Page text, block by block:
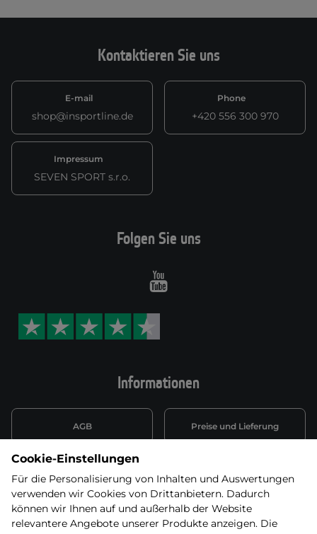
Kontaktieren Sie uns
E-mail
shop@insportline.de
Phone
+420 556 300 970
Impressum
SEVEN SPORT s.r.o.
Informationen
AGB Preise und Lieferung
Datenschutzerklärung
DSGVO
Wiederufsbelehrung mit Link
Batterieentsorgung
Folgen Sie uns
Youtube
Cookie-Einstellungen
Für die Personalisierung von Inhalten und Auswertungen
verwenden wir Cookies von Drittanbietern. Dadurch
können wir Ihnen auf und außerhalb der Website
relevantere Angebote unserer Produkte anzeigen. Die